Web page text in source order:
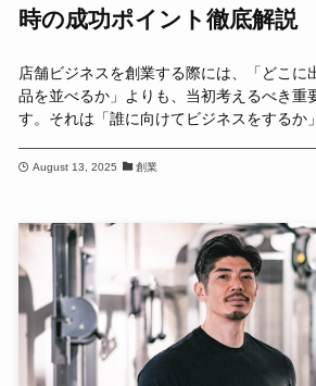
時の成功ポイント徹底解説
店舗ビジネスを創業する際には、「どこに
品を並べるか」よりも、当初考えるべき重
す。それは「誰に向けてビジネスをするか
August 13, 2025 創業